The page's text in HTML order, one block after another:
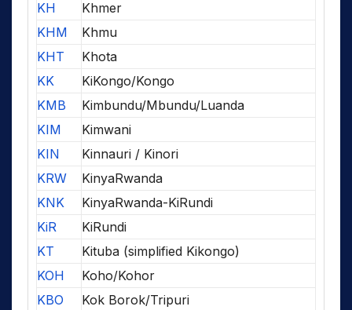
KH
Khmer
KHM
Khmu
KHT
Khota
KK
KiKongo/Kongo
KMB
Kimbundu/Mbundu/Luanda
KIM
Kimwani
KIN
Kinnauri / Kinori
KRW
KinyaRwanda
KNK
KinyaRwanda-KiRundi
KiR
KiRundi
KT
Kituba (simplified Kikongo)
KOH
Koho/Kohor
KBO
Kok Borok/Tripuri